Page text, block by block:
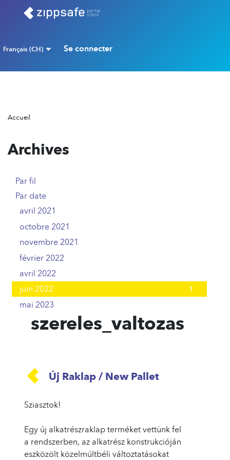
Français (CH) Se connecter
Accueil
Archives
Par fil
Par date
avril 2021
octobre 2021
novembre 2021
février 2022
avril 2022
juin 2022 1
mai 2023
szereles_valtozas
Új Raklap / New Pallet
Sziasztok!
Egy új alkatrészraklap terméket vettünk fel
a rendszerben, az alkatrész konstrukcióján
eszközölt közelmúltbéli változtatásokat